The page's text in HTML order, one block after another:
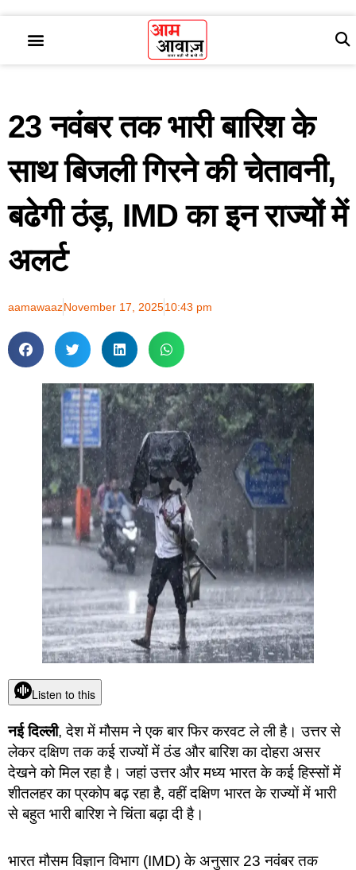
23 नवंबर तक भारी बारिश के
साथ बिजली गिरने की चेतावनी,
बढेगी ठंड़, IMD का इन राज्यों में
अलर्ट
aamawaazNovember 17, 202510:43 pm
Listen to this
नई दिल्ली, देश में मौसम ने एक बार फिर करवट ले ली है। उत्तर से
लेकर दक्षिण तक कई राज्यों में ठंड और बारिश का दोहरा असर
देखने को मिल रहा है। जहां उत्तर और मध्य भारत के कई हिस्सों में
शीतलहर का प्रकोप बढ़ रहा है, वहीं दक्षिण भारत के राज्यों में भारी
से बहुत भारी बारिश ने चिंता बढ़ा दी है।
भारत मौसम विज्ञान विभाग (IMD) के अनुसार 23 नवंबर तक